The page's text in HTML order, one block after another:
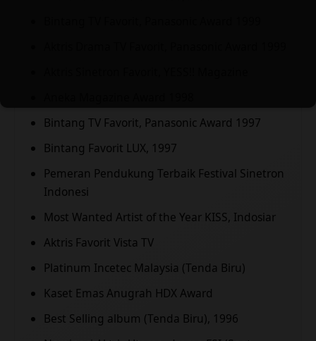
Bintang TV Favorit, Panasonic Award 1997
Bintang Favorit LUX, 1997
Pemeran Pendukung Terbaik Festival Sinetron
Indonesi
Most Wanted Artist of the Year KISS, Indosiar
Aktris Favorit Vista TV
Platinum Incetec Malaysia (Tenda Biru)
Kaset Emas Anugrah HDX Award
Best Selling album (Tenda Biru), 1996